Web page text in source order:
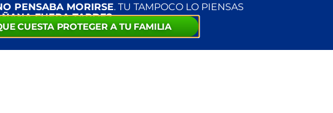
PENSABA MORIRSE. TU TAMPOCO LO PIENSAS
FUERA TARDE?
CUESTA PROTEGER A TU FAMILIA